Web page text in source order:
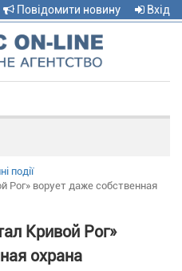
Повідомити новину Вхід
navigation
події
Рог» ворует даже собственная
Кривой Рог»
охрана